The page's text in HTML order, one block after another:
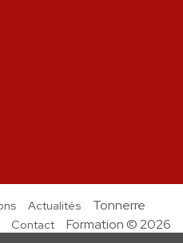
Actualités
Contact
Tonnerre
Formation © 2026